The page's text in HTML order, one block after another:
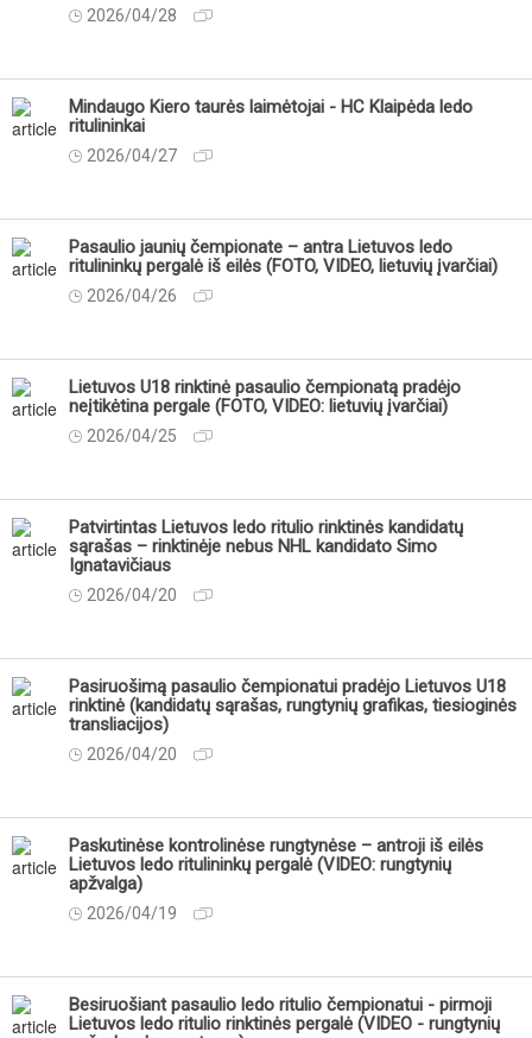
2026/04/28
Mindaugo Kiero taurės laimėtojai - HC Klaipėda ledo
ritulininkai
2026/04/27
Pasaulio jaunių čempionate – antra Lietuvos ledo
ritulininkų pergalė iš eilės (FOTO, VIDEO, lietuvių įvarčiai)
2026/04/26
Lietuvos U18 rinktinė pasaulio čempionatą pradėjo
neįtikėtina pergale (FOTO, VIDEO: lietuvių įvarčiai)
2026/04/25
Patvirtintas Lietuvos ledo ritulio rinktinės kandidatų
sąrašas – rinktinėje nebus NHL kandidato Simo
Ignatavičiaus
2026/04/20
Pasiruošimą pasaulio čempionatui pradėjo Lietuvos U18
rinktinė (kandidatų sąrašas, rungtynių grafikas, tiesioginės
transliacijos)
2026/04/20
Paskutinėse kontrolinėse rungtynėse – antroji iš eilės
Lietuvos ledo ritulininkų pergalė (VIDEO: rungtynių
apžvalga)
2026/04/19
Besiruošiant pasaulio ledo ritulio čempionatui - pirmoji
Lietuvos ledo ritulio rinktinės pergalė (VIDEO - rungtynių